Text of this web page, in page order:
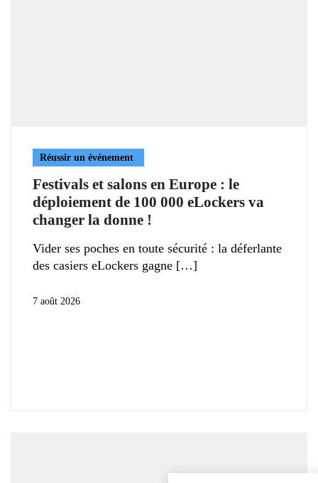
Réussir un événement
Festivals et salons en Europe : le
déploiement de 100 000 eLockers va
changer la donne !
Vider ses poches en toute sécurité : la déferlante
des casiers eLockers gagne
7 août 2026